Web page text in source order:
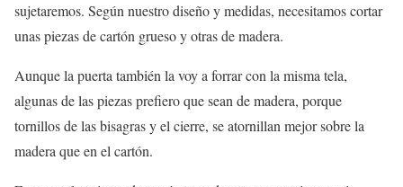
sujetaremos. Según nuestro diseño y medidas, necesitamos cortar
unas piezas de cartón grueso y otras de madera.
Aunque la puerta también la voy a forrar con la misma tela,
algunas de las piezas prefiero que sean de madera, porque
tornillos de las bisagras y el cierre, se atornillan mejor sobre la
madera que en el cartón.